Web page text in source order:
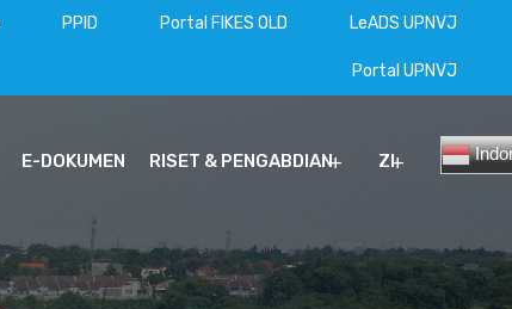
PPID Portal FIKES OLD LeADS UPNVJ
Portal UPNVJ
E-DOKUMEN RISET & PENGABDIAN ZI